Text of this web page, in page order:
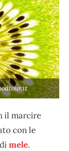
il marcire
con le
mele.